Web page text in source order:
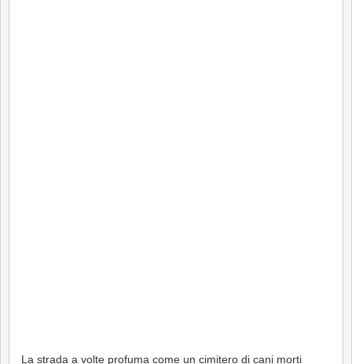
La strada a volte profuma come un cimitero di cani morti